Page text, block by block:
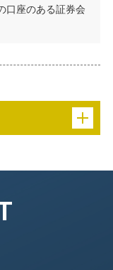
口座のある証券会